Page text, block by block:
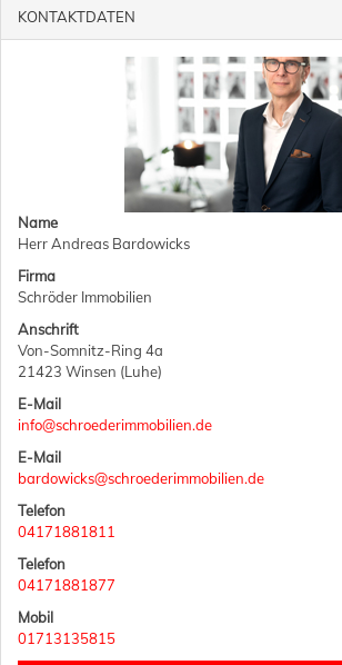
KONTAKTDATEN
Name
Herr Andreas Bardowicks
Firma
Schröder Immobilien
Anschrift
Von-Somnitz-Ring 4a
21423 Winsen (Luhe)
E-Mail
info@schroederimmobilien.de
E-Mail
bardowicks@schroederimmobilien.de
Telefon
04171881811
Telefon
04171881877
Mobil
01713135815